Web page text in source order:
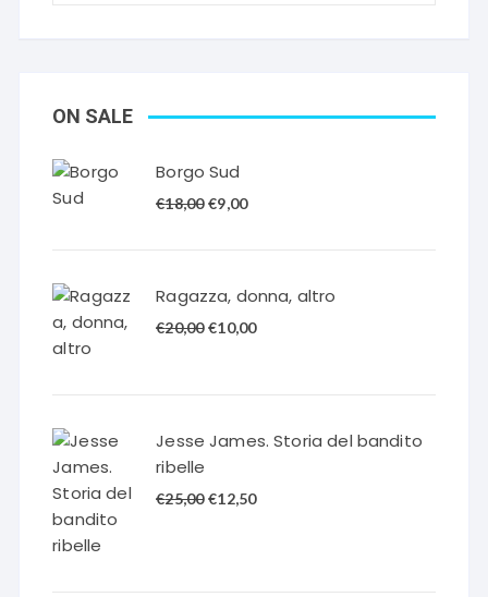
ON SALE
Borgo Sud
€18,00 Il
€18,00.
€9,00Il
€9,00.
Ragazza, donna, altro
€20,00 Il
€20,00.
€10,00Il
€10,00.
Jesse James. Storia del bandito
ribelle
€25,00 Il
€12,50Il